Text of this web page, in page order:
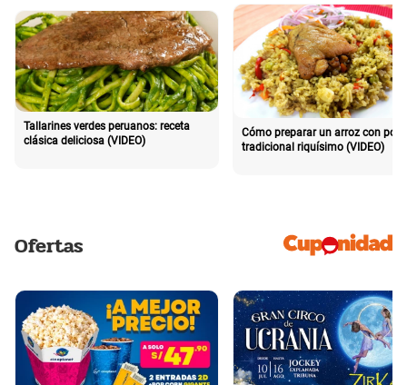
Tallarines verdes peruanos: receta
clásica deliciosa (VIDEO)
Cómo preparar un arroz con pollo
tradicional riquísimo (VIDEO)
Ofertas